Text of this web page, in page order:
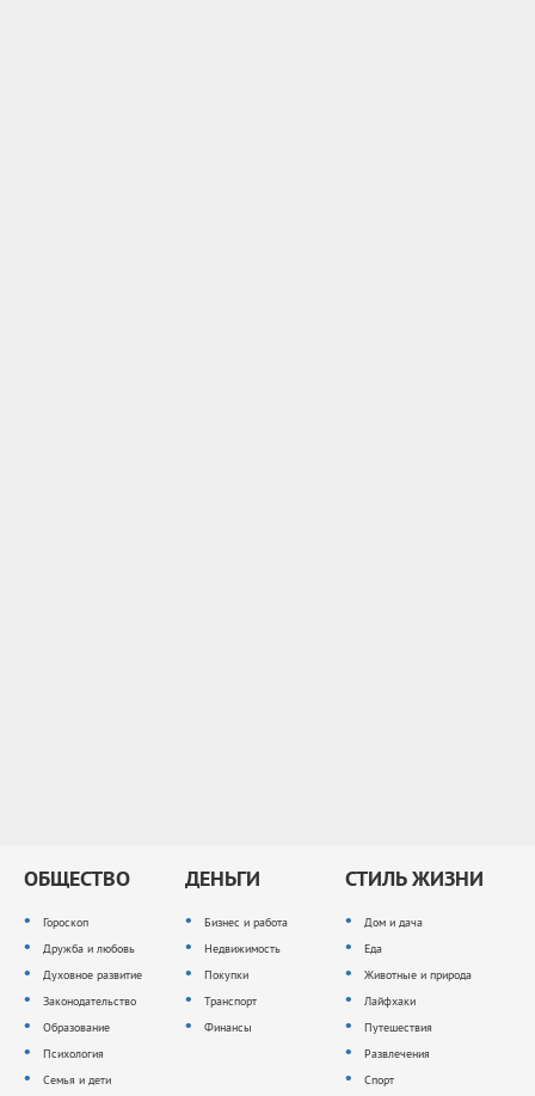
ОБЩЕСТВО
Гороскоп
Дружба и любовь
Духовное развитие
Законодательство
Образование
Психология
Семья и дети
ДЕНЬГИ
Бизнес и работа
Недвижимость
Покупки
Транспорт
Финансы
СТИЛЬ ЖИЗНИ
Дом и дача
Еда
Животные и природа
Лайфхаки
Путешествия
Развлечения
Спорт